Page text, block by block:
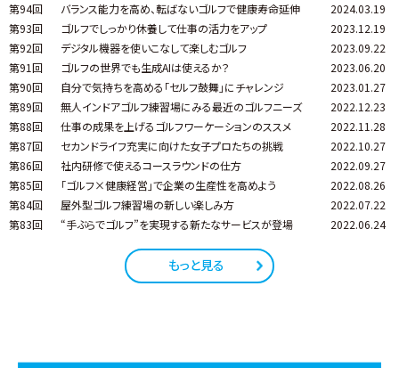
第94回
バランス能力を高め、転ばないゴルフで健康寿命延伸
2024.03.19
第93回
ゴルフでしっかり休養して仕事の活力をアップ
2023.12.19
第92回
デジタル機器を使いこなして楽しむゴルフ
2023.09.22
第91回
ゴルフの世界でも生成AIは使えるか？
2023.06.20
第90回
自分で気持ちを高める「セルフ鼓舞」にチャレンジ
2023.01.27
第89回
無人インドアゴルフ練習場にみる最近のゴルフニーズ
2022.12.23
第88回
仕事の成果を上げるゴルフワーケーションのススメ
2022.11.28
第87回
セカンドライフ充実に向けた女子プロたちの挑戦
2022.10.27
第86回
社内研修で使えるコースラウンドの仕方
2022.09.27
第85回
「ゴルフ×健康経営」で企業の生産性を高めよう
2022.08.26
第84回
屋外型ゴルフ練習場の新しい楽しみ方
2022.07.22
第83回
“手ぶらでゴルフ”を実現する新たなサービスが登場 2022.06.24
もっと見る